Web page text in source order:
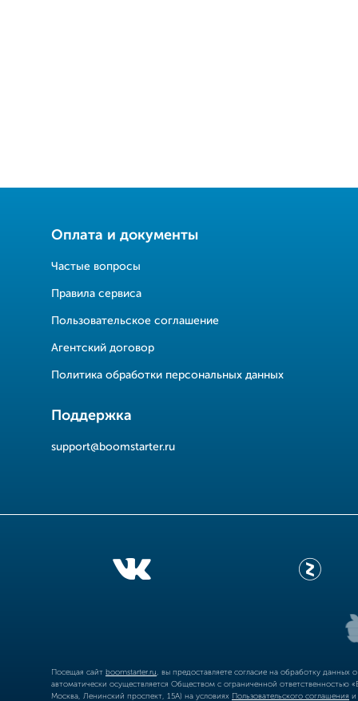
Оплата и документы
Частые вопросы
Правила сервиса
Пользовательское соглашение
Агентский договор
Политика обработки персональных данных
Поддержка
support@boomstarter.ru
Посещая сайт boomstarter.ru , вы предоставляете согласие на обработку
автоматически осуществляется Обществом с ограниченной
Москва, Ленинский проспект, 15А) на условиях Пользовательского соглашения и